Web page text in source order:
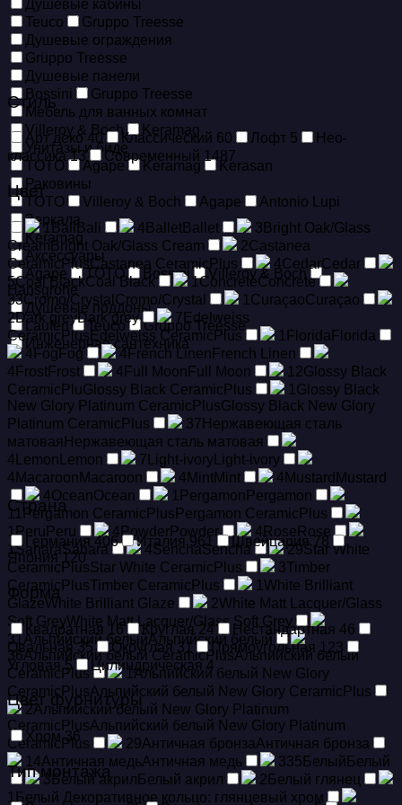
Душевые кабины
Teuco
Gruppo Treesse
Душевые ограждения
Gruppo Treesse
Душевые панели
Bossini
Gruppo Treesse
Мебель для ванных комнат
Villeroy & Boch
Keramag
Унитазы и биде
TOTO
Agape Keramag
Kerasan
Раковины
TOTO
Villeroy & Boch Agape
Antonio Lupi
Зеркала
Keramag
Аксессуары
Agape
TOTO Bossini
Villeroy & Boch
Hansgrohe
Душевые поддоны
Laufen
Teuco
Gruppo Treesse
Инженерная сантехника
Стиль
Арт деко40 Классический 60 Лофт 5
Нео-
классика13 Современный 1487
Цвет
1BaliBali 4 BalletBallet 3 Bright Oak/Glass
CreamBright Oak/Glass Cream 2Castanea
CeramicPlusCastanea CeramicPlus 4CedarCedar
5Coal BlackCoal Black 1ConcreteConcrete
33Cromo/Crystal Cromo/Crystal 1 CuraçaoCuraçao
2Dark greyDark grey 7 Edelweiss
CeramicPlus Edelweiss CeramicPlus 1 Florida Florida
4FogFog 4French Linen French Linen
4 FrostFrost 4 Full Moon Full Moon 12Glossy Black
CeramicPluGlossy Black CeramicPlus 1 Glossy Black
New Glory Platinum CeramicPlusGlossy Black New Glory
Platinum CeramicPlus
37 Hержавеющая сталь
матовая Hержавеющая сталь матовая
4 Lemon Lemon 7 Light-ivory Light-ivory
4 Macaroon Macaroon 4 MintMint 4 Mustard Mustard
4OceanOcean 1 Pergamon Pergamon
11 Pergamon CeramicPlus Pergamon CeramicPlus
1Peru Peru 4 PowderPowder 4Rose Rose
1SaharaSahara 4SenchaSencha 29Star White
CeramicPlusStar White CeramicPlus 3Timber
CeramicPlusTimber CeramicPlus 1 White Brilliant
GlazeWhite Brilliant Glaze 2White Matt Lacquer/Glass
Soft GreyWhite Matt Lacquer/Glass Soft Grey
31Альпийский белыйАльпийский белый
36Альпийский белый CeramicPlusАльпийский белый
CeramicPlus
1Альпийский белый New Glory
CeramicPlusАльпийский белый New Glory CeramicPlus
2Альпийский белый New Glory Platinum
CeramicPlusАльпийский белый New Glory Platinum
CeramicPlus
29Античная бронзаАнтичная бронза
14Античная медьАнтичная медь 335 Белый Белый
3Белый акрил Белый акрил 2 Белый глянец
1 Белый Декоративное кольцо: глянцевый хром
Страна
Германия 406 Италия961 Швейцария78
Япония120
Форма
Квадратная 16 Круглая24 Нестандартная 46
Овальная35 Округлая31 Прямоугольная 123
Угловая5 Цилиндрическая4
Цвет фурнитуры
Хром36
Тип монтажа